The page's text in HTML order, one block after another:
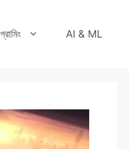
AI & ML